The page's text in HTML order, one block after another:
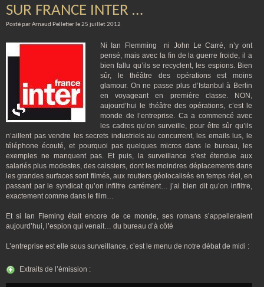
SUR FRANCE INTER …
Posté par Arnaud Pelletier le 25 juillet 2012
Ni Ian Flemming ni John Le Carré, n’y ont
pensé, mais avec la fin de la guerre froide, il a
bien fallu qu’ils se recyclent, les espions. Bien
sûr, le théâtre des opérations est moins
glamour. On ne passe plus d’Istanbul à Berlin
en voyageant en première classe. NON,
aujourd’hui le théâtre des opérations, c’est le
monde de l’entreprise. Ca a commencé avec
les cadres qu’on surveille, pour être sûr qu’ils
n’aillent pas vendre les secrets industriels au concurrent, les emails lus, le
téléphone écouté, et pourquoi pas quelques micros dans le bureau, les
exemples ne manquent pas. Et puis, la surveillance s’est étendue aux
salariés plus modestes, des caissiers, dont les moindres déplacements dans
les grandes surfaces sont filmés, aux routiers géolocalisés en temps réel, en
passant par le syndicat qu’on infiltre carrément… j’ai bien dit qu’on infiltre,
exactement comme dans le film…
Et si Ian Fleming était encore de ce monde, ses romans s’appelleraient
aujourd’hui, l’espion qui venait… du bureau d’à côté
L’entreprise est elle sous surveillance, c’est le menu de notre débat de midi :
Extraits de l’émission :